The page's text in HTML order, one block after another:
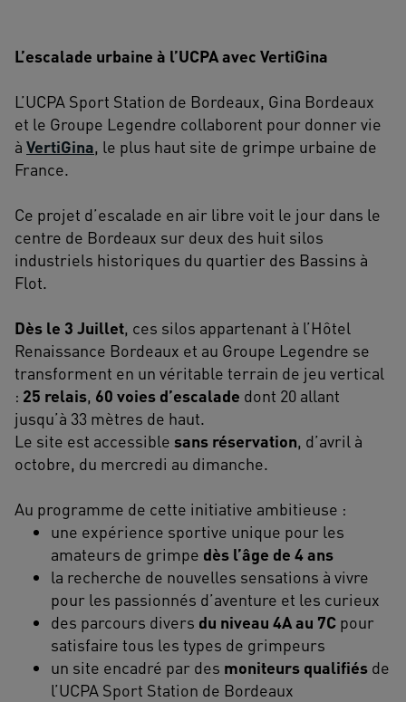
L’escalade urbaine à l’UCPA avec VertiGina
L’UCPA Sport Station de Bordeaux, Gina Bordeaux
et le Groupe Legendre collaborent pour donner vie
à VertiGina, le plus haut site de grimpe urbaine de
France.
Ce projet d’escalade en air libre voit le jour dans le
centre de Bordeaux sur deux des huit silos
industriels historiques du quartier des Bassins à
Flot.
Dès le 3 Juillet, ces silos appartenant à l’Hôtel
Renaissance Bordeaux et au Groupe Legendre se
transforment en un véritable terrain de jeu vertical
: 25 relais, 60 voies d’escalade dont 20 allant
jusqu’à 33 mètres de haut.
Le site est accessible sans réservation, d’avril à
octobre, du mercredi au dimanche.
Au programme de cette initiative ambitieuse :
une expérience sportive unique pour les
amateurs de grimpe dès l’âge de 4 ans
la recherche de nouvelles sensations à vivre
pour les passionnés d’aventure et les curieux
des parcours divers du niveau 4A au 7C pour
satisfaire tous les types de grimpeurs
un site encadré par des moniteurs qualifiés de
l’UCPA Sport Station de Bordeaux